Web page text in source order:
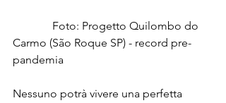
Carmo (São Roque SP) - record pre-
pandemia
Nessuno potrà vivere una perfetta